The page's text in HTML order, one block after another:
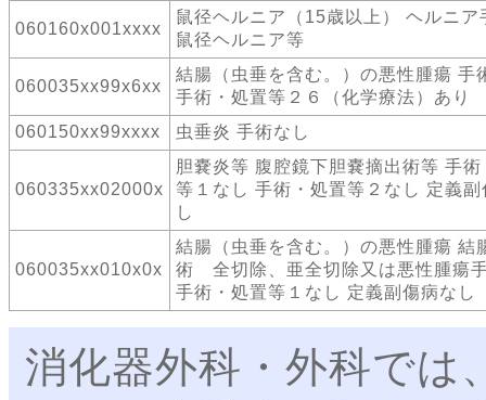
060160x001xxxx
鼠径ヘルニア（15歳以上） ヘルニ
鼠径ヘルニア等
060035xx99x6xx
結腸（虫垂を含む。）の悪性腫瘍 手
手術・処置等２６（化学療法）あり
060150xx99xxxx
虫垂炎 手術なし
060335xx02000x
胆嚢炎等 腹腔鏡下胆嚢摘出術等 手
等１なし 手術・処置等２なし 定義副
し
060035xx010x0x
結腸（虫垂を含む。）の悪性腫瘍 結
術 全切除、亜全切除又は悪性腫瘍
手術・処置等１なし 定義副傷病なし
消化器外科・外科では